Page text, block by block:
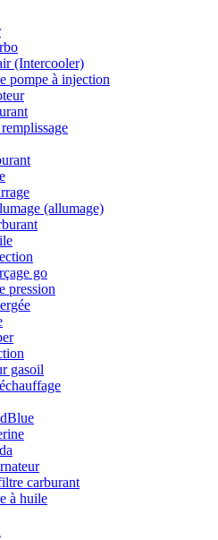
(Intercooler)
pompe à injection
(allumage)
go
pression
gasoil
carburant
à huile